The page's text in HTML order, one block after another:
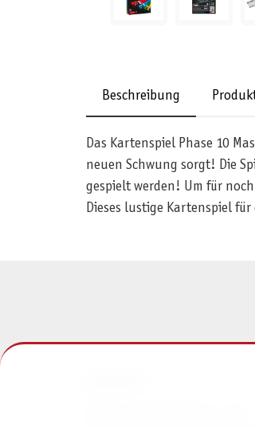
Beschreibung
Das Kartenspiel Phase 10
neuen Schwung sorgt! Die
gespielt werden! Um für
Dieses lustige Kartenspiel